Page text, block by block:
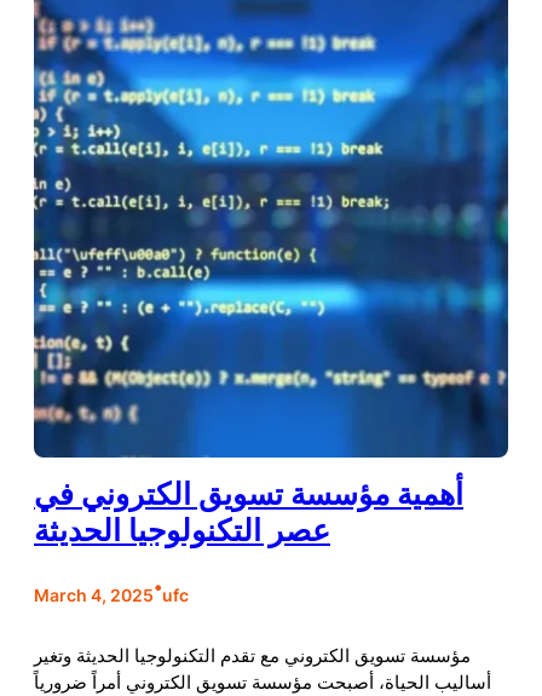
أهمية مؤسسة تسويق الكتروني في
عصر التكنولوجيا الحديثة
March 4, 2025•ufc
مؤسسة تسويق الكتروني مع تقدم التكنولوجيا الحديثة وتغير
أساليب الحياة، أصبحت مؤسسة تسويق الكتروني أمراً ضرورياً